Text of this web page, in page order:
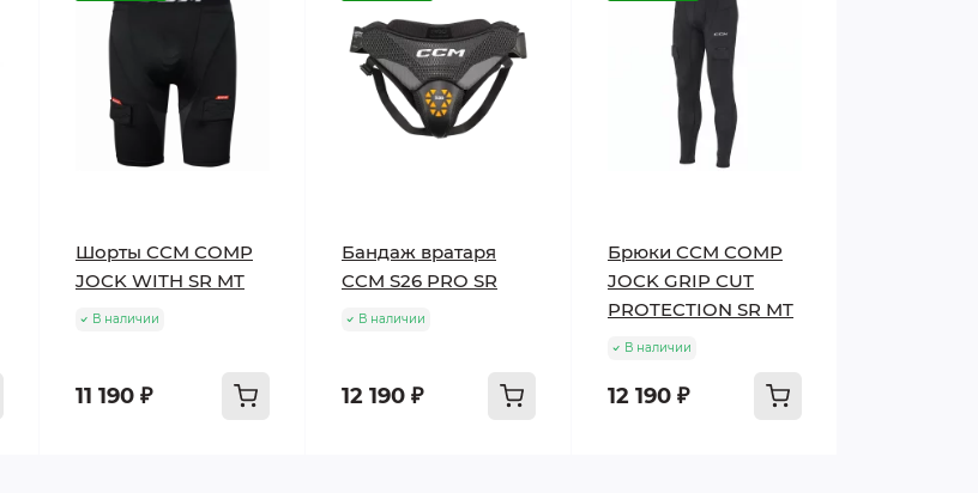
Шорты CCM COMP
JOCK WITH SR MT
В наличии
11 190 ₽
Бандаж вратаря
CCM S26 PRO SR
В наличии
12 190 ₽
Брюки CCM COMP
JOCK GRIP CUT
PROTECTION SR MT
В наличии
12 190 ₽